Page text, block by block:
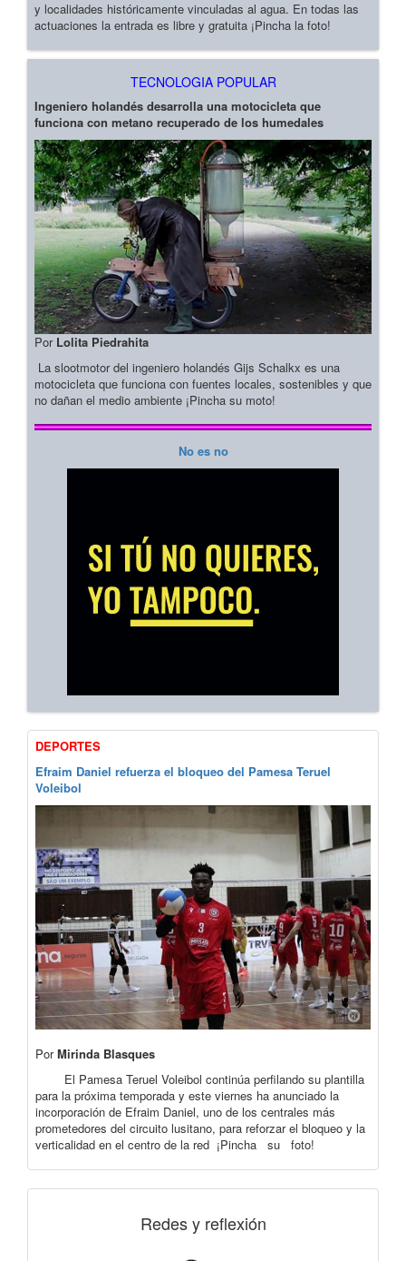
y localidades históricamente vinculadas al agua. En todas las
actuaciones la entrada es libre y gratuita ¡Pincha la foto!
TECNOLOGIA POPULAR
Ingeniero holandés desarrolla una motocicleta que
funciona con metano recuperado de los humedales
Por Lolita Piedrahita
La slootmotor del ingeniero holandés Gijs Schalkx es una
motocicleta que funciona con fuentes locales, sostenibles y que
no dañan el medio ambiente ¡Pincha su moto!
No es no
DEPORTES
Efraim Daniel refuerza el bloqueo del Pamesa Teruel
Voleibol
PorMirinda Blasques
El Pamesa Teruel Voleibol continúa perfilando su plantilla
para la próxima temporada y este viernes ha anunciado la
incorporación de Efraim Daniel, uno de los centrales más
prometedores del circuito lusitano, para reforzar el bloqueo y la
verticalidad en el centro de la red ¡Pincha su foto!
Redes y reflexión